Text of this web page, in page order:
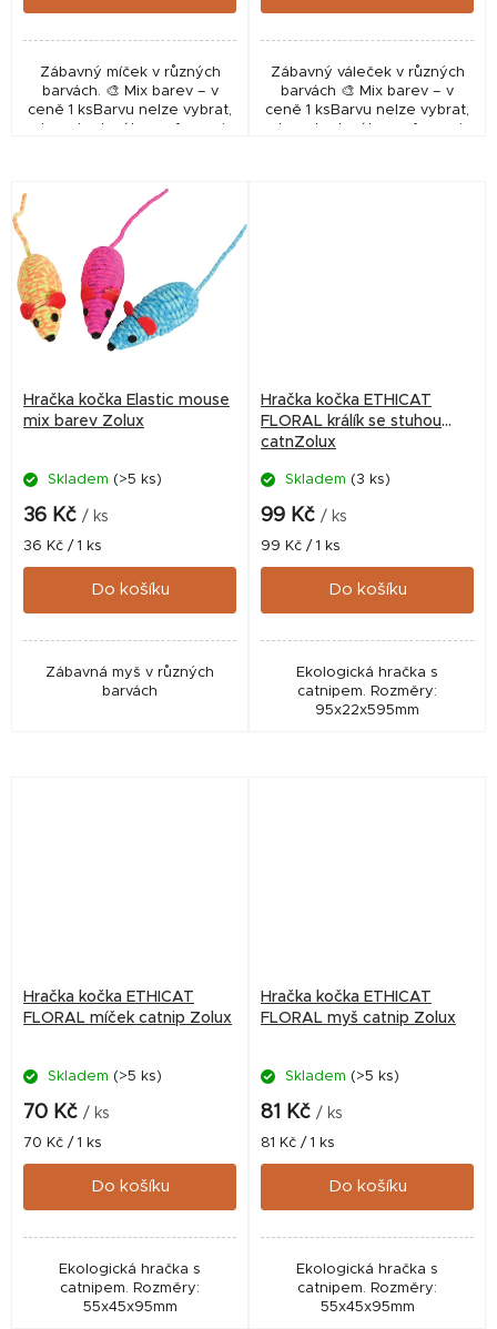
Zábavný míček v různých
barvách. 🎨 Mix barev – v
ceně 1 ksBarvu nelze vybrat,
ale pokud máte preferenci,
vám vyhovět.
Zábavný váleček v různých
barvách 🎨 Mix barev – v
ceně 1 ksBarvu nelze vybrat,
ale pokud máte preferenci,
Hračka kočka Elastic mouse
mix barev Zolux
Skladem (>5 ks)
36 Kč / ks
Měrná
cena:
36 Kč / 1 ks
Do košíku
Zábavná myš v různých
barvách
Hračka kočka ETHICAT
FLORAL králík se stuhou
catnZolux
Skladem (3 ks)
99 Kč / ks
Měrná
cena:
99 Kč / 1 ks
Do košíku
Ekologická hračka s
catnipem. Rozměry:
95x22x595mm
Hračka kočka ETHICAT
FLORAL míček catnip Zolux
Skladem (>5 ks)
70 Kč / ks
Měrná
cena:
70 Kč / 1 ks
Do košíku
Ekologická hračka s
catnipem. Rozměry:
55x45x95mm
Hračka kočka ETHICAT
FLORAL myš catnip Zolux
Skladem (>5 ks)
81 Kč / ks
Měrná
cena:
81 Kč / 1 ks
Do košíku
Ekologická hračka s
catnipem. Rozměry:
55x45x95mm